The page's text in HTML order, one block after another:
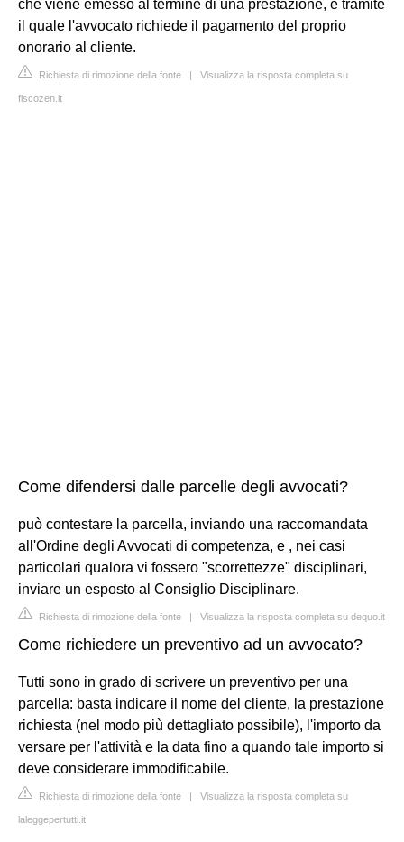
che viene emesso al termine di una prestazione, e tramite
il quale l'avvocato richiede il pagamento del proprio
onorario al cliente.
Richiesta di rimozione della fonte | Visualizza la risposta completa su
fiscozen.it
Come difendersi dalle parcelle degli avvocati?
può contestare la parcella, inviando una raccomandata
all'Ordine degli Avvocati di competenza, e , nei casi
particolari qualora vi fossero "scorrettezze" disciplinari,
inviare un esposto al Consiglio Disciplinare.
Richiesta di rimozione della fonte | Visualizza la risposta completa su dequo.it
Come richiedere un preventivo ad un avvocato?
Tutti sono in grado di scrivere un preventivo per una
parcella: basta indicare il nome del cliente, la prestazione
richiesta (nel modo più dettagliato possibile), l'importo da
versare per l'attività e la data fino a quando tale importo si
deve considerare immodificabile.
Richiesta di rimozione della fonte | Visualizza la risposta completa su
laleggepertutti.it